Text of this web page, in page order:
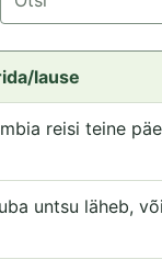
lause
reisi teine
untsu läheb,